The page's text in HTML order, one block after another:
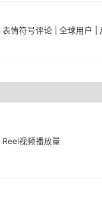
表情符号评论 | 全球用户 |
视频播放量